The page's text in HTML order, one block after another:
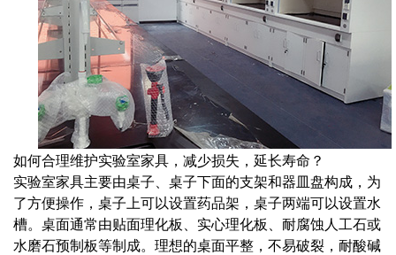
如何合理维护实验室家具，减少损失，延长寿命？
实验室家具主要由桌子、桌子下面的支架和器皿盘构成，为
了方便操作，桌子上可以设置药品架，桌子两端可以设置水
槽。桌面通常由贴面理化板、实心理化板、耐腐蚀人工石或
水磨石预制板等制成。理想的桌面平整，不易破裂，耐酸碱